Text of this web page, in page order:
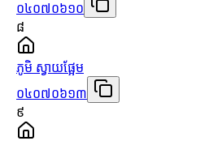
០៤០៧០៦១០
៨
ភូមិ ស្វាយផ្អែម
០៤០៧០៦១៣
៩